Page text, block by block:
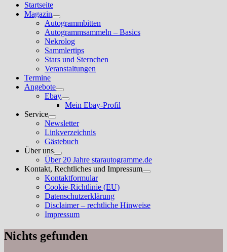
Startseite
Magazin
Untermenü
anzeigen
Autogrammbitten
Autogrammsammeln – Basics
Nekrolog
Sammlertips
Stars und Sternchen
Veranstaltungen
Termine
Angebote
Untermenü
anzeigen
Ebay
Untermenü
anzeigen
Mein Ebay-Profil
Service
Untermenü
anzeigen
Newsletter
Linkverzeichnis
Gästebuch
Über uns
Untermenü
anzeigen
Über 20 Jahre starautogramme.de
Kontakt, Rechtliches und Impressum
Untermenü
Kontaktformular
Cookie-Richtlinie (EU)
Datenschutzerklärung
Disclaimer – rechtliche Hinweise
Impressum
Nichts gefunden